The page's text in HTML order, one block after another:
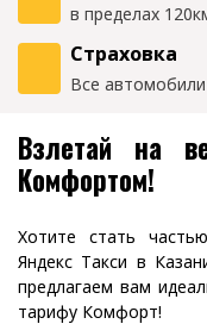
в пределах
Страховка
Все
Взлетай на
Комфортом!
Хотите стать
Яндекс Такси в
предлагаем вам
тарифу Комфорт!